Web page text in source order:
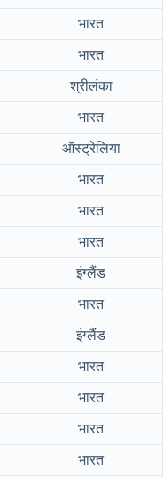
भारत
भारत
श्रीलंका
भारत
ऑस्ट्रेलिया
भारत
भारत
भारत
इंग्लैंड
भारत
इंग्लैंड
भारत
भारत
भारत
भारत